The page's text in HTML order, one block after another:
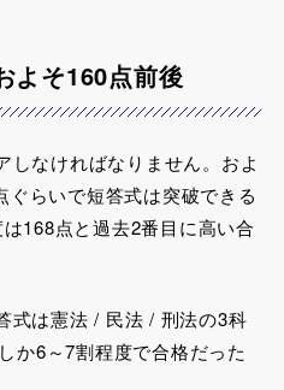
よそ160点前後
しなければなりません。およ
ぐらいで短答式は突破できる
168点と過去2番目に高い合
式は憲法 / 民法 / 刑法の3科
か6～7割程度で合格だった